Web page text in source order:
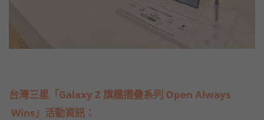
台灣三星「Galaxy Z 旗艦摺疊系列 Open Always
Wins」活動資訊：